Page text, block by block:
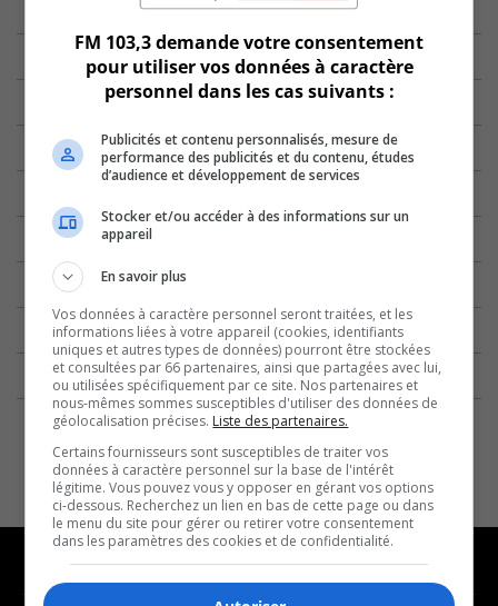
FM 103,3 demande votre consentement
pour utiliser vos données à caractère
personnel dans les cas suivants :
Publicités et contenu personnalisés, mesure de
performance des publicités et du contenu, études
d’audience et développement de services
Stocker et/ou accéder à des informations sur un
appareil
En savoir plus
Vos données à caractère personnel seront traitées, et les
informations liées à votre appareil (cookies, identifiants
uniques et autres types de données) pourront être stockées
et consultées par 66 partenaires, ainsi que partagées avec lui,
ou utilisées spécifiquement par ce site. Nos partenaires et
nous-mêmes sommes susceptibles d'utiliser des données de
géolocalisation précises. Liste des partenaires.
Certains fournisseurs sont susceptibles de traiter vos
données à caractère personnel sur la base de l'intérêt
légitime. Vous pouvez vous y opposer en gérant vos options
ci-dessous. Recherchez un lien en bas de cette page ou dans
le menu du site pour gérer ou retirer votre consentement
dans les paramètres des cookies et de confidentialité.